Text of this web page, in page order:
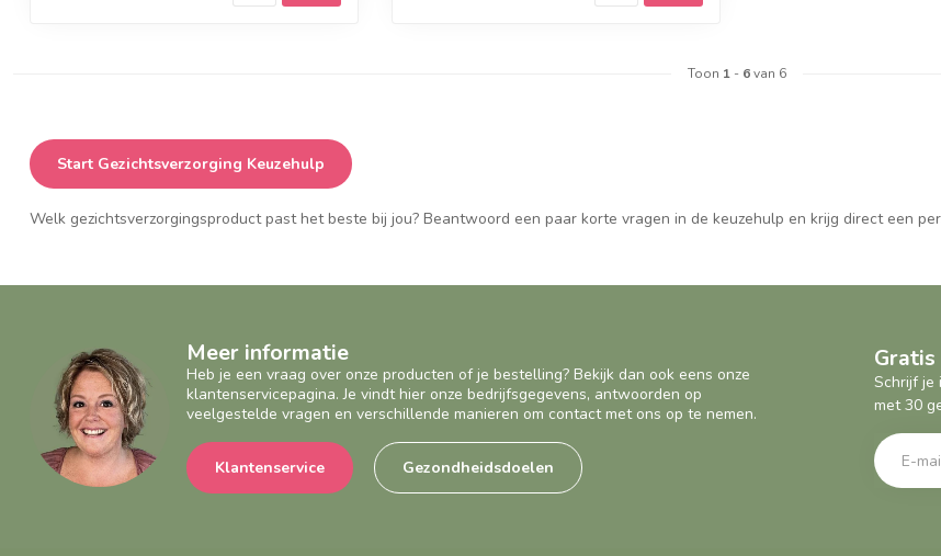
Toon 1 - 6van 6
Start Gezichtsverzorging Keuzehulp
Welk gezichtsverzorgingsproduct past het beste bij jou? Beantwoord een paar korte vragen in de keuzehulp en krijg direct een
Meer informatie
Heb je een vraag over onze producten of je bestelling? Bekijk dan ook eens onze
klantenservicepagina. Je vindt hier onze bedrijfsgegevens, antwoorden op
veelgestelde vragen en verschillende manieren om contact met ons op te nemen.
Klantenservice Gezondheidsdoelen
Schrijf je
met 30